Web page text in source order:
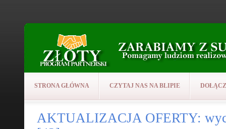
STRONA GŁÓWNA CZYTAJ NAS NA BLIPIE
AKTUALIZACJA OFERTY: